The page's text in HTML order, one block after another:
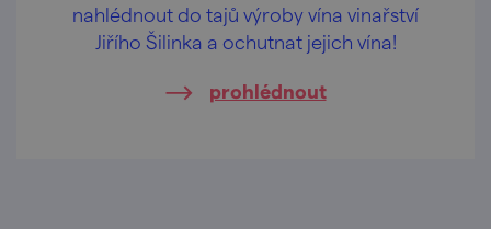
nahlédnout do tajů výroby vína vinařství
Jiřího Šilinka a ochutnat jejich vína!
prohlédnout